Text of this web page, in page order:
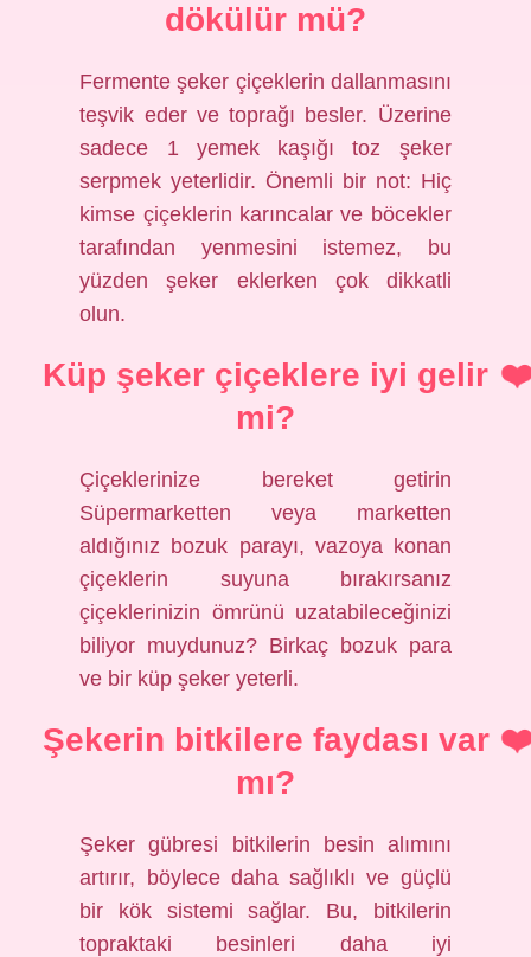
dökülür mü?
Fermente şeker çiçeklerin dallanmasını
teşvik eder ve toprağı besler. Üzerine
sadece 1 yemek kaşığı toz şeker
serpmek yeterlidir. Önemli bir not: Hiç
kimse çiçeklerin karıncalar ve böcekler
tarafından yenmesini istemez, bu
yüzden şeker eklerken çok dikkatli
olun.
Küp şeker çiçeklere iyi gelir
mi?
Çiçeklerinize bereket getirin
Süpermarketten veya marketten
aldığınız bozuk parayı, vazoya konan
çiçeklerin suyuna bırakırsanız
çiçeklerinizin ömrünü uzatabileceğinizi
biliyor muydunuz? Birkaç bozuk para
ve bir küp şeker yeterli.
Şekerin bitkilere faydası var
mı?
Şeker gübresi bitkilerin besin alımını
artırır, böylece daha sağlıklı ve güçlü
bir kök sistemi sağlar. Bu, bitkilerin
topraktaki besinleri daha iyi